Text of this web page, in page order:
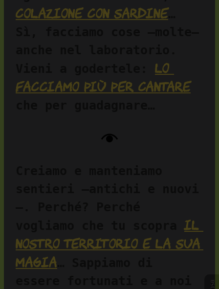
colazione con sardine…
lo
facciamo più per cantare
vogliamo che tu scopra il
nostro territorio e la sua
magia